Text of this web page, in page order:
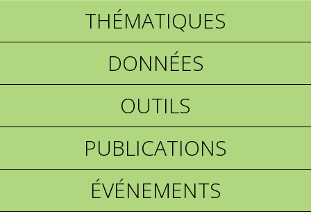
THÉMATIQUES
DONNÉES
OUTILS
PUBLICATIONS
ÉVÉNEMENTS